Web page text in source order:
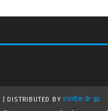
| DISTRIBUTED BYरजनीश के झा